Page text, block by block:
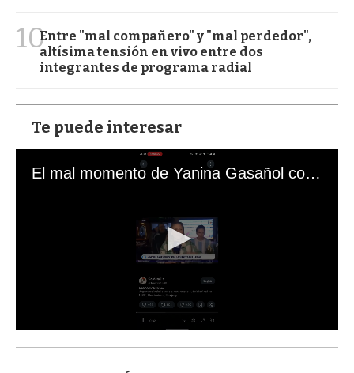
10Entre "mal compañero" y "mal perdedor",
altísima tensión en vivo entre dos
integrantes de programa radial
Te puede interesar
El mal momento de Yanina Gasañol con un hincha argentino en "Subrayado"
s